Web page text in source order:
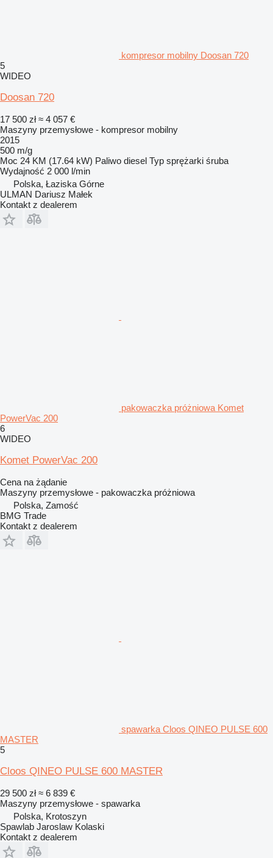
kompresor mobilny Doosan 720
5
WIDEO
Doosan 720
17 500 zł ≈ 4 057 €
Maszyny przemysłowe - kompresor mobilny
2015
500 m/g
Moc 24 KM (17.64 kW) Paliwo diesel Typ sprężarki śruba
Wydajność 2 000 l/min
Polska, Łaziska Górne
ULMAN Dariusz Małek
Kontakt z dealerem
pakowaczka próżniowa Komet
PowerVac 200
6
WIDEO
Komet PowerVac 200
Cena na żądanie
Maszyny przemysłowe - pakowaczka próżniowa
Polska, Zamość
BMG Trade
Kontakt z dealerem
spawarka Cloos QINEO PULSE 600
MASTER
5
Cloos QINEO PULSE 600 MASTER
29 500 zł ≈ 6 839 €
Maszyny przemysłowe - spawarka
Polska, Krotoszyn
Spawlab Jaroslaw Kolaski
Kontakt z dealerem